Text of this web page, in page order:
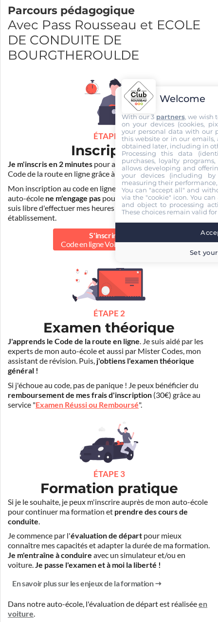
Parcours pédagogique
Avec Pass Rousseau et ECOLE
DE CONDUITE DE
BOURGTHEROULDE
ÉTAPE 1
Inscription
Je m'inscris en 2 minutes pour accéder à ma formation au
Code de la route en ligne grâce à
Pass Rousseau Voiture.
Mon inscription au code en ligne voiture auprès de mon
auto-école ne m'engage pas pour la suite de ma formation. Je
suis libre d'effectuer mes heures de conduite dans un autre
établissement.
S'inscrire au
Code en ligne Voiture 30.00 €
ÉTAPE 2
Examen théorique
J'apprends le Code de la route en ligne. Je suis aidé par les
experts de mon auto-école et aussi par Mister Codes, mon
assistant de révision. Puis, j'obtiens l'examen théorique
général !
Si j'échoue au code, pas de panique ! Je peux bénéficier du
remboursement de mes frais d'inscription (30€) grâce au
service "Examen Réussi ou Remboursé".
ÉTAPE 3
Formation pratique
Si je le souhaite, je peux m'inscrire auprès de mon auto-école
pour continuer ma formation et prendre des cours de
conduite.
Je commence par l'évaluation de départ pour mieux
connaître mes capacités et adapter la durée de ma formation.
Je m'entraîne à conduire avec un simulateur et/ou en
voiture.Je passe l'examen et à moi la liberté !
En savoir plus sur les enjeux de la formation
Dans notre auto-école, l'évaluation de départ est réaliséeen
voiture.
Welcome
With our 3 partners, we wish
on your devices (cookies,
your personal data with our
this website or in our emails,
obtained later, including in
Processing this data
purchases, loyalty
allows developing and
your devices (including
measuring their
You can "accept all" and
via the "cookie" icon. You
and object to processing
These choices remain valid
Set